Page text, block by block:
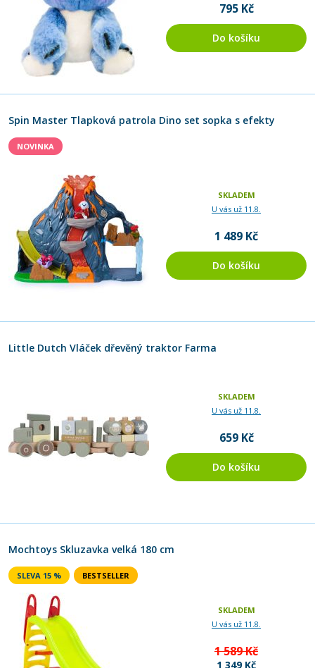
795 Kč
Do košíku
Spin Master Tlapková patrola Dino set sopka s efekty
NOVINKA
SKLADEM
U vás už 11.8.
1 489 Kč
Do košíku
Little Dutch Vláček dřevěný traktor Farma
SKLADEM
U vás už 11.8.
659 Kč
Do košíku
Mochtoys Skluzavka velká 180 cm
SLEVA 15 % BESTSELLER
SKLADEM
U vás už 11.8.
1 589 Kč
1 349 Kč